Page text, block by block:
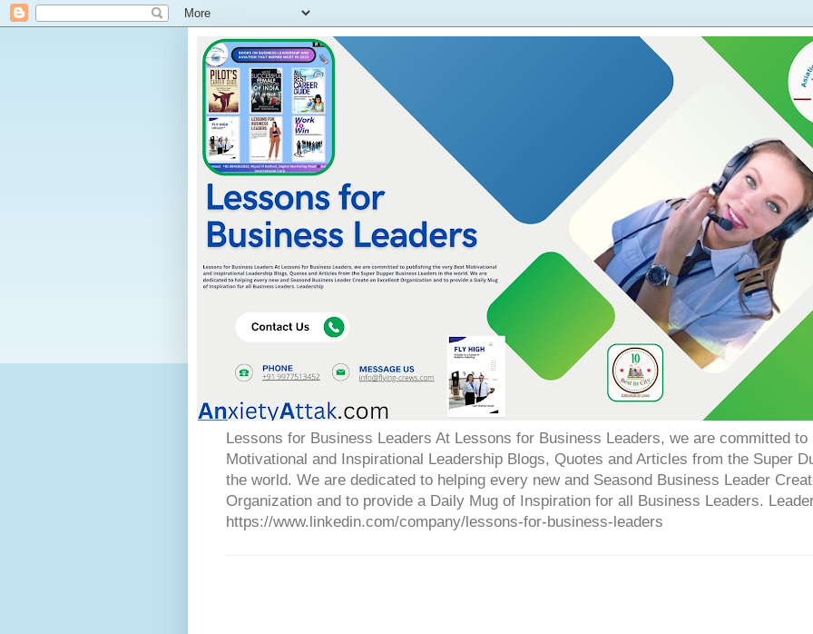
Lessons for Business Leaders At Lessons for Business Leaders, we are committed
Motivational and Inspirational Leadership Blogs, Quotes and Articles from the Super
the world. We are dedicated to helping every new and Seasond Business Leader
Organization and to provide a Daily Mug of Inspiration for all Business Leaders.
https://www.linkedin.com/company/lessons-for-business-leaders